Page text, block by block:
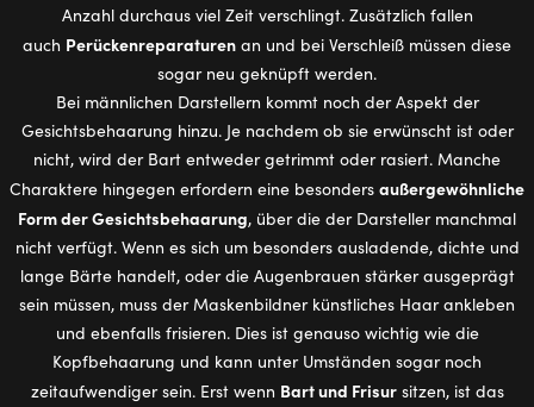
Anzahl durchaus viel Zeit verschlingt. Zusätzlich fallen
auch Perückenreparaturen an und bei Verschleiß müssen diese
sogar neu geknüpft werden.
Bei männlichen Darstellern kommt noch der Aspekt der
Gesichtsbehaarung hinzu. Je nachdem ob sie erwünscht ist oder
nicht, wird der Bart entweder getrimmt oder rasiert. Manche
Charaktere hingegen erfordern eine besonders außergewöhnliche
Form der Gesichtsbehaarung, über die der Darsteller manchmal
nicht verfügt. Wenn es sich um besonders ausladende, dichte und
lange Bärte handelt, oder die Augenbrauen stärker ausgeprägt
sein müssen, muss der Maskenbildner künstliches Haar ankleben
und ebenfalls frisieren. Dies ist genauso wichtig wie die
Kopfbehaarung und kann unter Umständen sogar noch
zeitaufwendiger sein. Erst wenn Bart und Frisursitzen, ist das